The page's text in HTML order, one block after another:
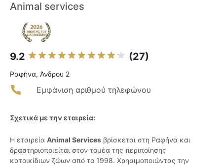
Animal services
9.2 (27)
Ραφήνα, Άνδρου 2
Εμφάνιση αριθμού τηλεφώνου
Σχετικά με την εταιρεία:
Η εταιρεία Animal Services βρίσκεται στη Ραφήνα και
δραστηριοποιείται στον τομέα της περιποίησης
κατοικίδιων ζώων από το 1998. Χρησιμοποιώντας την